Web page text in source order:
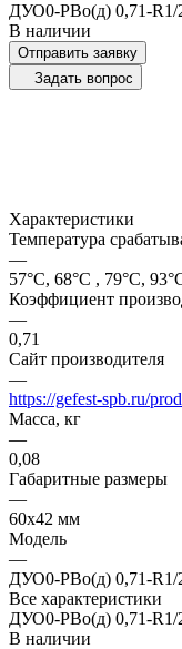
ДУО0-РВо(д) 0,71-R1/
В наличии
Отправить заявку
Задать вопрос
Характеристики
Температура
—
57°С, 68°С , 79°С,
Коэффициент
—
0,71
Сайт производителя
—
https://gefest-spb.ru/
Масса, кг
—
0,08
Габаритные размеры
—
60х42 мм
Модель
—
ДУО0-РВо(д) 0,71-R1/
Все характеристики
ДУО0-РВо(д) 0,71-R1/
В наличии